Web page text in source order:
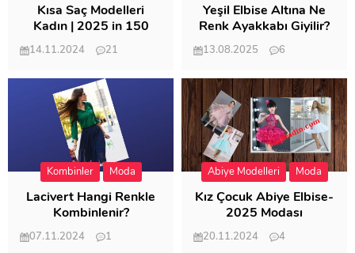
Kısa Saç Modelleri
Kadın | 2025 in 150
Modeli
14.11.2024
21
Yeşil Elbise Altına Ne
Renk Ayakkabı Giyilir?
13.08.2025
6
Kombinler Moda
Lacivert Hangi Renkle
Kombinlenir?
07.11.2024
1
Abiye Modelleri Moda
Kız Çocuk Abiye Elbise-
2025 Modası
20.11.2024
4